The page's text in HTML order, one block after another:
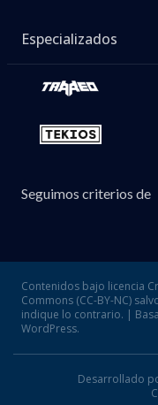
Especializados
Seguimos criterios de
Contenidos bajo licencia
Commons (CC-BY-NC)
indique lo contrario. |
WordPress.
Desarrollado